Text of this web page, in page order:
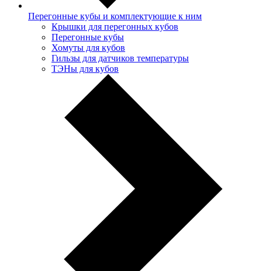
Перегонные кубы и комплектующие к ним
Крышки для перегонных кубов
Перегонные кубы
Хомуты для кубов
Гильзы для датчиков температуры
ТЭНы для кубов